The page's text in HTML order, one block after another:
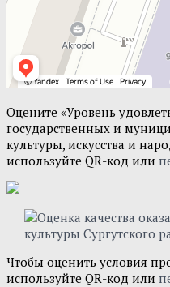
Оцените «Уровень
государственных и
культуры, искусства и
используйте QR-код или
Чтобы оценить условия
используйте QR-код или